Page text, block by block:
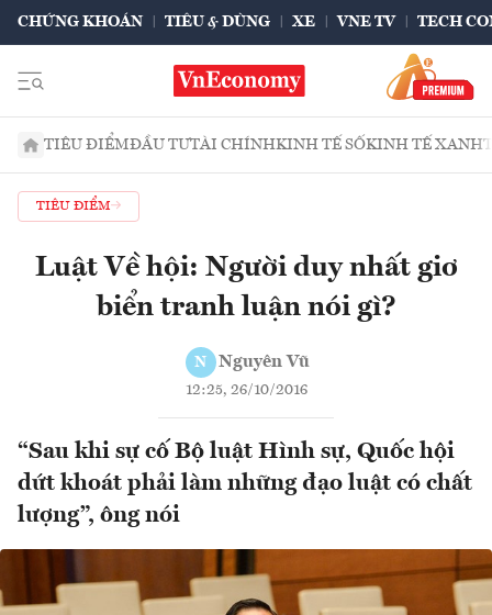
CHỨNG KHOÁN TIÊU & DÙNG XE VNE TV TECH
TIÊU ĐIỂMĐẦU TƯTÀI CHÍNHKINH TẾ SỐKINH TẾ XANH
TIÊU ĐIỂM
Luật Về hội: Người duy nhất giơ
biển tranh luận nói gì?
N Nguyên Vũ
12:25, 26/10/2016
“Sau khi sự cố Bộ luật Hình sự, Quốc hội
dứt khoát phải làm những đạo luật có chất
lượng”, ông nói